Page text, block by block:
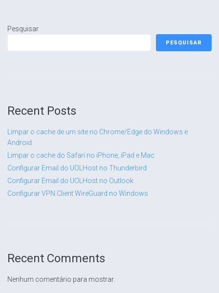
Pesquisar
PESQUISAR
Recent Posts
Limpar o cache de um site no Chrome/Edge do Windows e
Android
Limpar o cache do Safari no iPhone, iPad e Mac
Configurar Email do UOLHost no Thunderbird
Configurar Email do UOLHost no Outlook
Configurar VPN Client WireGuard no Windows
Recent Comments
Nenhum comentário para mostrar.